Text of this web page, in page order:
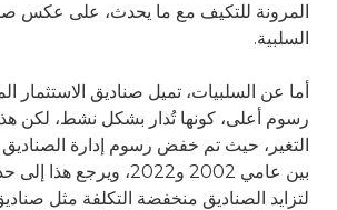
المرونة للتكيف مع ما يحدث، على عكس
السلبية.
أما عن السلبيات، تميل صناديق
رسوم أعلى، كونها تُدار بشكل نشط، لكن
التغير، حيث تم خفض رسوم إدارة الصناديق
بين عامي 2002 و2022، ويرجع
لتزايد الصناديق منخفضة التكلفة مثل